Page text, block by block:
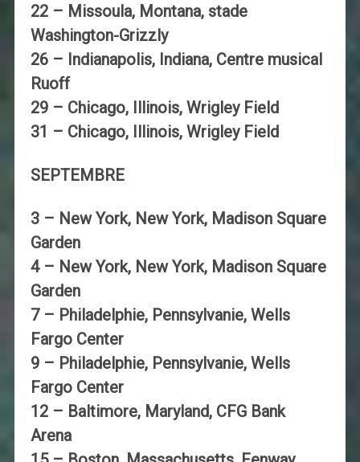
22 – Missoula, Montana, stade
Washington-Grizzly
26 – Indianapolis, Indiana, Centre musical
Ruoff
29 – Chicago, Illinois, Wrigley Field
31 – Chicago, Illinois, Wrigley Field
SEPTEMBRE
3 – New York, New York, Madison Square
Garden
4 – New York, New York, Madison Square
Garden
7 – Philadelphie, Pennsylvanie, Wells
Fargo Center
9 – Philadelphie, Pennsylvanie, Wells
Fargo Center
12 – Baltimore, Maryland, CFG Bank
Arena